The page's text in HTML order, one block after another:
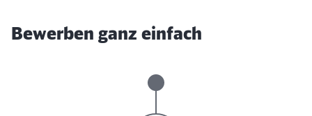
Bewerben ganz einfach